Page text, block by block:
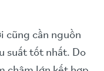
cũng cần nguồn
suất tốt nhất. Do